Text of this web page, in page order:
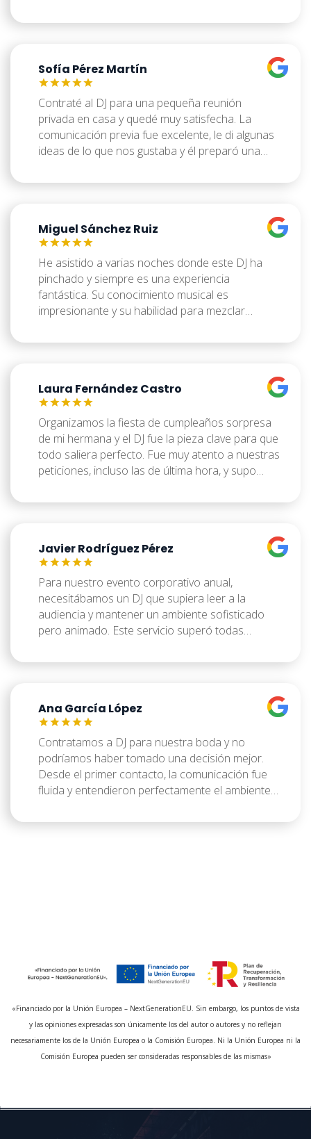
claro en todo el recinto. La energía que
disfrutando bajo el sol. Su set fue dinámico, con
transiciones suaves y una selección musical que
resonó con la multitud. Un verdadero
profesional que sabe cómo manejar grandes
escenarios y audiencias. ¡Impresionante!
Sofía Pérez Martín
Contraté al DJ para una pequeña reunión
privada en casa y quedé muy satisfecha. La
comunicación previa fue excelente, le di algunas
ideas de lo que nos gustaba y él preparó una
perfectamente. Fue muy puntual y discreto en la
relajado y divertido sin ser demasiado ruidoso.
La calidad del equipo de sonido era muy buena.
Fue un toque profesional que elevó la calidad de
nuestra fiesta. ¡Totalmente recomendable!
Miguel Sánchez Ruiz
He asistido a varias noches donde este DJ ha
pinchado y siempre es una experiencia
fantástica. Su conocimiento musical es
impresionante y su habilidad para mezclar
crear una atmósfera única que te atrapa desde
querer bailar toda la noche. Siempre está al
tanto de las últimas tendencias pero sin olvidar
los clásicos. Si buscas una noche con buena
música y vibras increíbles, este es tu DJ.
Laura Fernández Castro
Organizamos la fiesta de cumpleaños sorpresa
de mi hermana y el DJ fue la pieza clave para que
todo saliera perfecto. Fue muy atento a nuestras
peticiones, incluso las de última hora, y supo
La calidad del sonido era excelente y la forma en
los invitados de una manera muy divertida.
Todos comentaron lo bien que lo pasaron y lo
buena que fue la música. ¡Un acierto total!
Javier Rodríguez Pérez
Para nuestro evento corporativo anual,
necesitábamos un DJ que supiera leer a la
audiencia y mantener un ambiente sofisticado
pero animado. Este servicio superó todas
la configuración hasta el desmontaje fue de diez.
momento, pasó de un fondo agradable durante
el cóctel a ritmos más energéticos para la fiesta
final. Varios de nuestros invitados comentaron lo
bien que lo pasaron y lo excelente que era la
música. Definitivamente los tendremos en
cuenta para futuros eventos.
Ana García López
Contratamos a DJ para nuestra boda y no
podríamos haber tomado una decisión mejor.
Desde el primer contacto, la comunicación fue
fluida y entendieron perfectamente el ambiente
impecable, mezclando clásicos con éxitos
«Financiado por la Unión Europea – NextGenerationEU. Sin embargo, los puntos de vista
y las opiniones expresadas son únicamente los del autor o autores y no reflejan
necesariamente los de la Unión Europea o la Comisión Europea. Ni la Unión Europea ni la
Comisión Europea pueden ser consideradas responsables de las mismas»